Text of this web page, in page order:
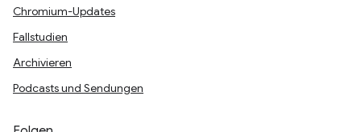
Chromium-Updates
Fallstudien
Archivieren
Podcasts und Sendungen